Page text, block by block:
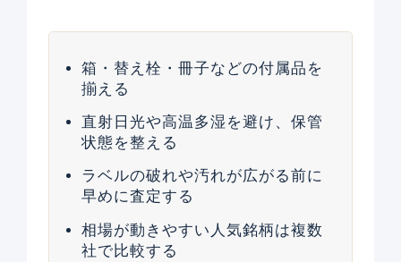
箱・替え栓・冊子などの付属品を
揃える
直射日光や高温多湿を避け、保管
状態を整える
ラベルの破れや汚れが広がる前に
早めに査定する
相場が動きやすい人気銘柄は複数
社で比較する